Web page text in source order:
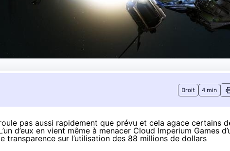
Droit 4 min
pas aussi rapidement que prévu et cela agace certains
d’eux en vient même à menacer Cloud Imperium Games
transparence sur l’utilisation des 88 millions de dollars